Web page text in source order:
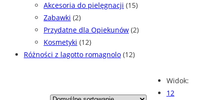
Widok:
12
Akcesoria do pielęgnacji (15)
Zabawki (2)
Przydatne dla Opiekunów (2)
Kosmetyki (12)
Różności z lagotto romagnolo (12)